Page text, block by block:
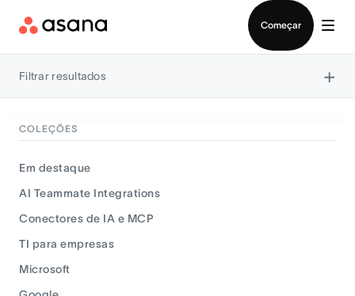
Começar
Filtrar resultados ×
COLEÇÕES
Em destaque
AI Teammate Integrations
Conectores de IA e MCP
TI para empresas
Microsoft